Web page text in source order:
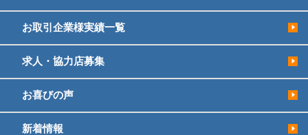
お取引企業様実績一覧
求人・協力店募集
お喜びの声
新着情報